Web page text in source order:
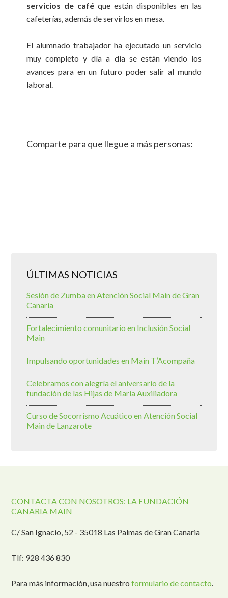
servicios de café que están disponibles en las
cafeterías, además de servirlos en mesa.
El alumnado trabajador ha ejecutado un servicio
muy completo y día a día se están viendo los
avances para en un futuro poder salir al mundo
laboral.
Comparte para que llegue a más personas:
ÚLTIMAS NOTICIAS
Sesión de Zumba en Atención Social Main de Gran
Canaria
Fortalecimiento comunitario en Inclusión Social
Main
Impulsando oportunidades en Main T’Acompaña
Celebramos con alegría el aniversario de la
fundación de las Hijas de María Auxiliadora
Curso de Socorrismo Acuático en Atención Social
Main de Lanzarote
CONTACTA CON NOSOTROS: LA FUNDACIÓN
CANARIA MAIN
C/ San Ignacio, 52 - 35018 Las Palmas de Gran Canaria
Tlf: 928 436 830
Para más información, usa nuestroformulario de contacto.